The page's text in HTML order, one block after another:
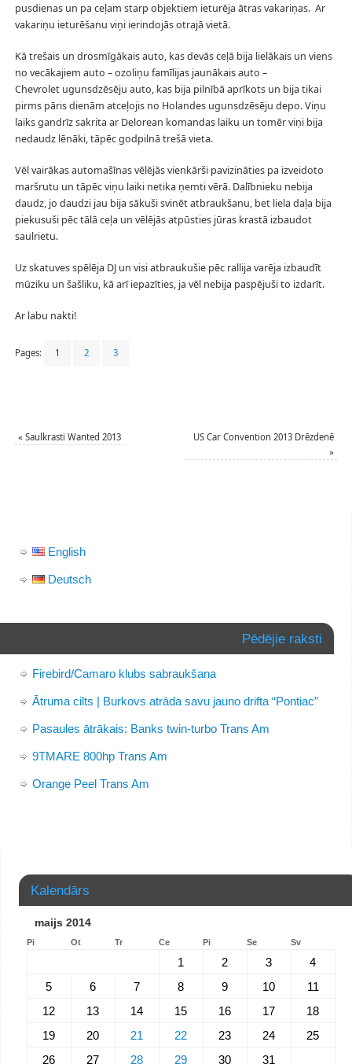
pusdienas un pa ceļam starp objektiem ieturēja ātras vakariņas. Ar
vakariņu ieturēšanu viņi ierindojās otrajā vietā.
Kā trešais un drosmīgākais auto, kas devās ceļā bija lielākais un viens
no vecākajiem auto – ozoliņu famīlijas jaunākais auto –
Chevrolet ugunsdzēsēju auto, kas bija pilnībā aprīkots un bija tikai
pirms pāris dienām atceļojis no Holandes ugunsdzēsēju depo. Viņu
laiks gandrīz sakrita ar Delorean komandas laiku un tomēr viņi bija
nedaudz lēnāki, tāpēc godpilnā trešā vieta.
Vēl vairākas automašīnas vēlējās vienkārši pavizināties pa izveidoto
maršrutu un tāpēc viņu laiki netika ņemti vērā. Dalībnieku nebija
daudz, jo daudzi jau bija sākuši svinēt atbraukšanu, bet liela daļa bija
piekusuši pēc tālā ceļa un vēlējās atpūsties jūras krastā izbaudot
saulrietu.
Uz skatuves spēlēja DJ un visi atbraukušie pēc rallija varēja izbaudīt
mūziku un šašliku, kā arī iepazīties, ja vēl nebija paspējuši to izdarīt.
Ar labu nakti!
Pages: 1 2 3
« Saulkrasti Wanted 2013
US Car Convention 2013 Drēzdenē
»
English
Deutsch
Pēdējie raksti
Firebird/Camaro klubs sabraukšana
Ātruma cilts | Burkovs atrāda savu jauno drifta “Pontiac”
Pasaules ātrākais: Banks twin-turbo Trans Am
9TMARE 800hp Trans Am
Orange Peel Trans Am
Kalendārs
maijs 2014
Pi Ot Tr Ce Pi Se Sv
1 2 3
4
5
6 7 8 9 10
11
12
13 14 15 16 17
18
19
20 21 22 23 24
25
26
27 28 29 30 31